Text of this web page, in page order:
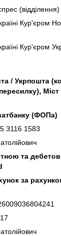
(відділення)
Кур'єром
Кур'єром
/ Укрпошта
(ФОПа)
3116 1583
та
за